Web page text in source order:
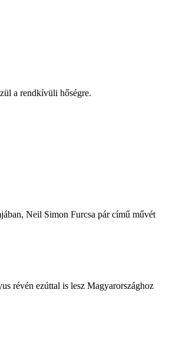
a rendkívüli hőségre.
Neil Simon Furcsa pár című művét
révén ezúttal is lesz Magyarországhoz